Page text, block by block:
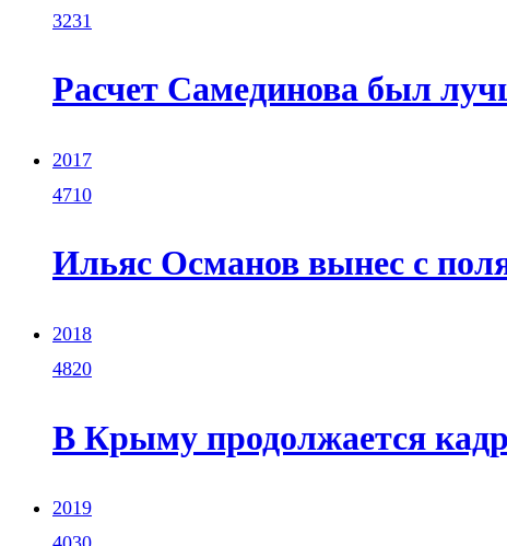
3231
Расчет Самединова был
2017
4710
Ильяс Османов вынес с
2018
4820
В Крыму продолжается
2019